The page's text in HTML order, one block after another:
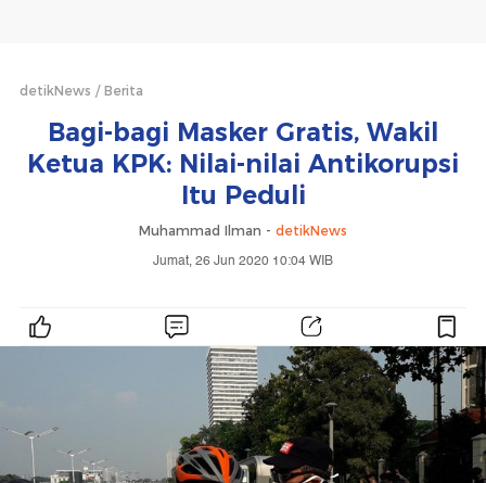
detikNews Berita
Bagi-bagi Masker Gratis, Wakil
Ketua KPK: Nilai-nilai Antikorupsi
Itu Peduli
Muhammad Ilman - detikNews
Jumat, 26 Jun 2020 10:04 WIB